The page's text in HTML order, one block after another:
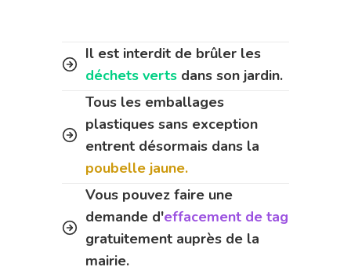
Il est interdit de brûler les
déchets verts dans son jardin.
Tous les emballages
plastiques sans exception
entrent désormais dans la
poubelle jaune.
Vous pouvez faire une
demande d'effacement de tag
gratuitement auprès de la
mairie.